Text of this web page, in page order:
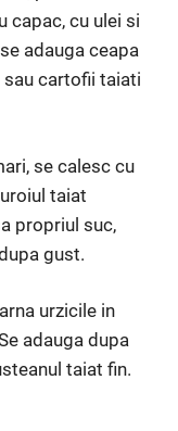
capac, cu ulei si
adauga ceapa
sau cartofii taiati
se calesc cu
taiat
propriul suc,
gust.
urzicile in
adauga dupa
taiat fin.